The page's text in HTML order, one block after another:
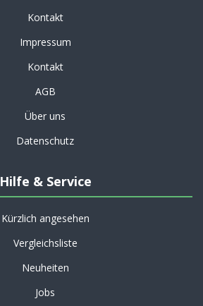
Kontakt
Impressum
Kontakt
AGB
Über uns
Datenschutz
Hilfe & Service
Kürzlich angesehen
Vergleichsliste
Neuheiten
Jobs